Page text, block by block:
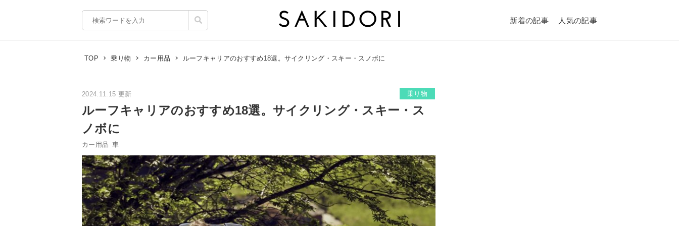
新着の記事 人気の記事
TOP 乗り物 カー用品 ルーフキャリアのおすすめ18選。サイクリング・スキー・スノボに
2024.11.15 更新 乗り物
ルーフキャリアのおすすめ18選。サイクリング・スキー・ス
ノボに
カー用品 車